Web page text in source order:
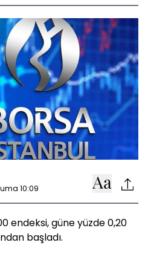
10:09
endeksi, güne yüzde 0,20
başladı.